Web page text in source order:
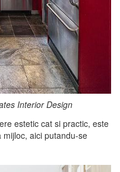
Interior Design
estetic cat si practic, este
aici putandu-se